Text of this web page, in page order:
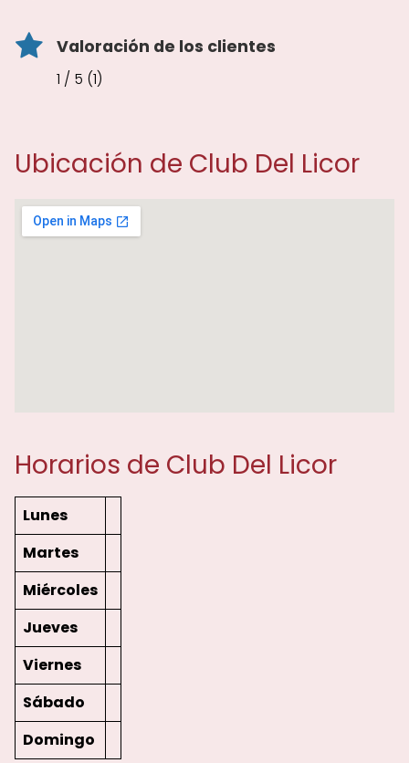
Valoración de los clientes
1 / 5 (1)
Ubicación de Club Del Licor
Horarios de Club Del Licor
Lunes
Martes
Miércoles
Jueves
Viernes
Sábado
Domingo